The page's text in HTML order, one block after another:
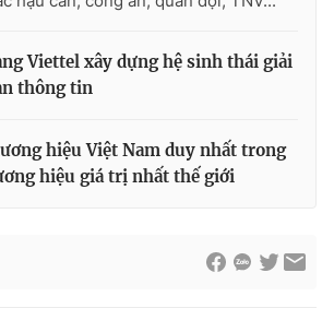
VTV:024.66 897 897
024-7300.7108
Viettel xây dựng hệ sinh thái giải
thông tin
hiệu Việt Nam duy nhất trong
hiệu giá trị nhất thế giới